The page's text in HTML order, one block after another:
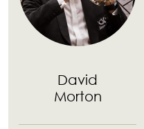
David
Morton